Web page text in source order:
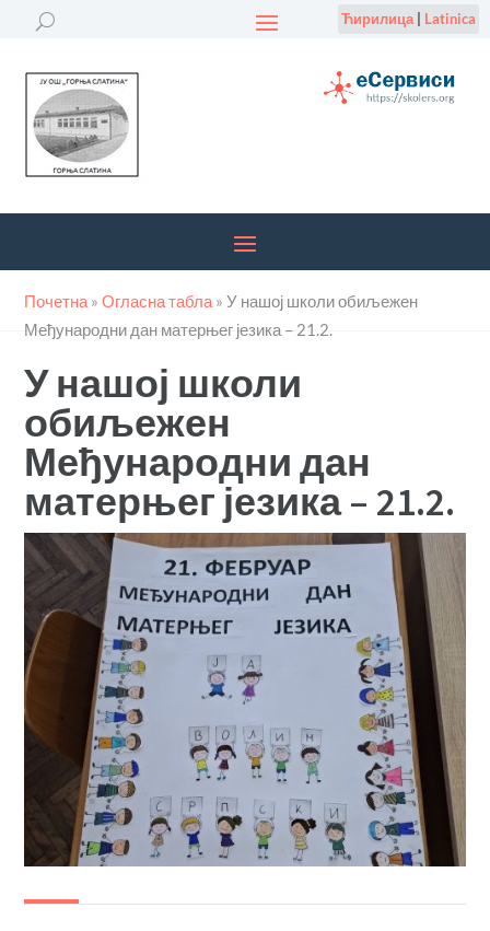
Ћирилица| Latinica
Почетна »Огласна табла »У нашој школи обиљежен
Међународни дан матерњег језика – 21.2.
У нашој школи
обиљежен
Међународни дан
матерњег језика – 21.2.